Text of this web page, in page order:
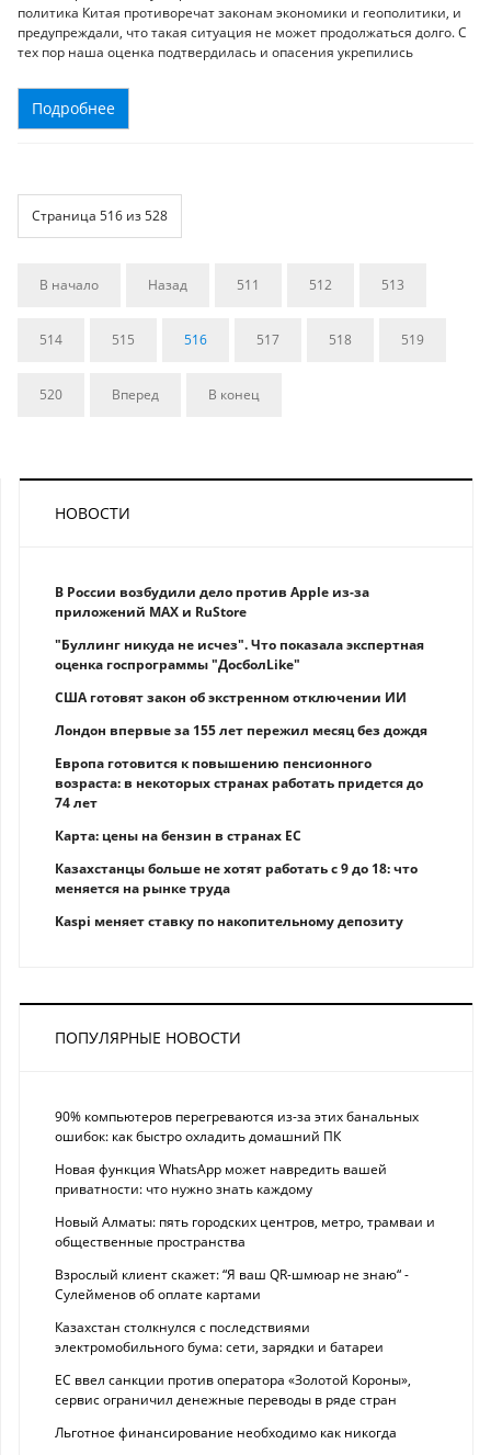
политика Китая противоречат законам экономики и геополитики, и
предупреждали, что такая ситуация не может продолжаться долго. С
тех пор наша оценка подтвердилась и опасения укрепились
Подробнее
Страница 516 из 528
В начало Назад 511 512 513
514 515 516 517 518 519
520 Вперед В конец
НОВОСТИ
В России возбудили дело против Apple из-за
приложений MAX и RuStore
"Буллинг никуда не исчез". Что показала экспертная
оценка госпрограммы "ДосболLike"
США готовят закон об экстренном отключении ИИ
Лондон впервые за 155 лет пережил месяц без дождя
Европа готовится к повышению пенсионного
возраста: в некоторых странах работать придется до
74 лет
Карта: цены на бензин в странах ЕС
Казахстанцы больше не хотят работать с 9 до 18: что
меняется на рынке труда
Kaspi меняет ставку по накопительному депозиту
ПОПУЛЯРНЫЕ НОВОСТИ
90% компьютеров перегреваются из-за этих банальных
ошибок: как быстро охладить домашний ПК
Новая функция WhatsApp может навредить вашей
приватности: что нужно знать каждому
Новый Алматы: пять городских центров, метро, трамваи и
общественные пространства
Взрослый клиент скажет: “Я ваш QR-шмюар не знаю“ -
Сулейменов об оплате картами
Казахстан столкнулся с последствиями
электромобильного бума: сети, зарядки и батареи
ЕС ввел санкции против оператора «Золотой Короны»,
сервис ограничил денежные переводы в ряде стран
Льготное финансирование необходимо как никогда